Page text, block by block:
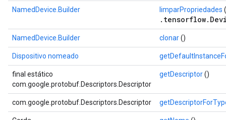
NamedDevice.Builder limparPropriedades
NamedDevice.Builder clonar()
Dispositivo nomeado
final estático
com.google.protobuf.Descriptors.Descriptor
getDescriptor()
com.google.protobuf.Descriptors.Descriptor